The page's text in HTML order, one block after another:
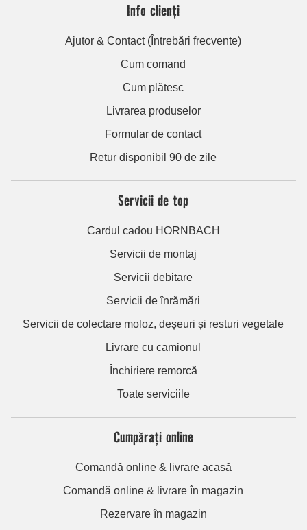
Info clienți
Ajutor & Contact (Întrebări frecvente)
Cum comand
Cum plătesc
Livrarea produselor
Formular de contact
Retur disponibil 90 de zile
Servicii de top
Cardul cadou HORNBACH
Servicii de montaj
Servicii debitare
Servicii de înrămări
Servicii de colectare moloz, deșeuri și resturi vegetale
Livrare cu camionul
Închiriere remorcă
Toate serviciile
Cumpărați online
Comandă online & livrare acasă
Comandă online & livrare în magazin
Rezervare în magazin